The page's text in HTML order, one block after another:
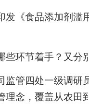
《食品添加剂滥
环节着手？又分
管四处一级调研
理念，覆盖从农田